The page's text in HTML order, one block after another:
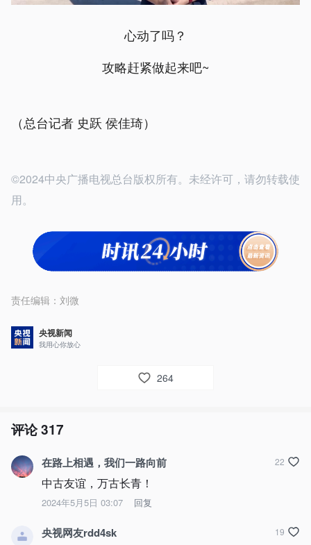
心动了吗？
攻略赶紧做起来吧~
（总台记者 史跃 侯佳琦）
©2024中央广播电视总台版权所有。未经许可，请勿转载使
用。
责任编辑： 刘微
央视新闻
我用心你放心
264
评论317
在路上相遇，我们一路向前
中古友谊，万古长青！
2024年5月5日 03:07 回复
22
央视网友rdd4sk 19